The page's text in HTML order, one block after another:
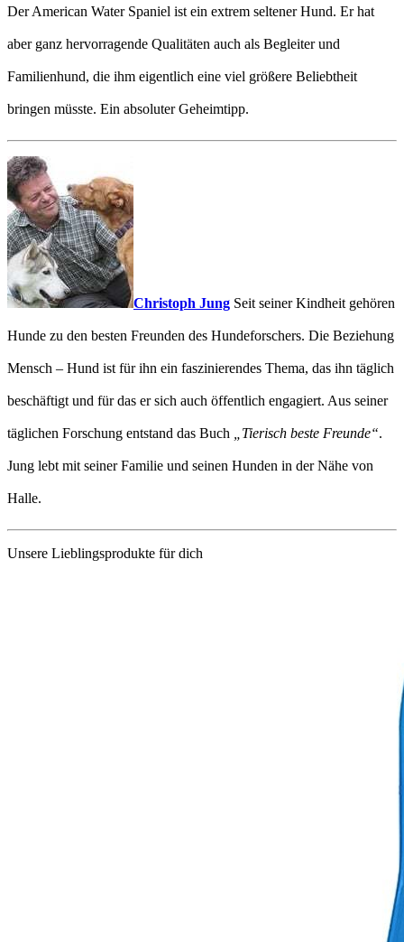
Der American Water Spaniel ist ein extrem seltener Hund. Er hat
aber ganz hervorragende Qualitäten auch als Begleiter und
Familienhund, die ihm eigentlich eine viel größere Beliebtheit
bringen müsste. Ein absoluter Geheimtipp.
Christoph Jung Seit seiner Kindheit gehören
Hunde zu den besten Freunden des Hundeforschers. Die Beziehung
Mensch – Hund ist für ihn ein faszinierendes Thema, das ihn täglich
beschäftigt und für das er sich auch öffentlich engagiert. Aus seiner
täglichen Forschung entstand das Buch „Tierisch beste Freunde“.
Jung lebt mit seiner Familie und seinen Hunden in der Nähe von
Halle.
Unsere Lieblingsprodukte für dich